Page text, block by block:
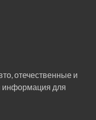
отечественные и
информация для